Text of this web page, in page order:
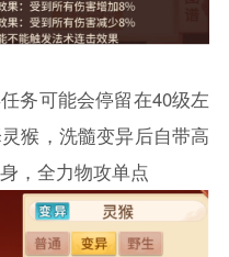
务可能会停留在40级左
猴，洗髓变异后自带高
，全力物攻单点